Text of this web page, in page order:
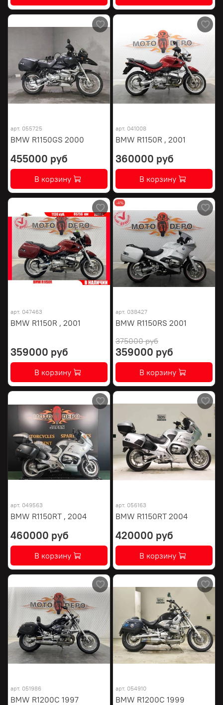
арт. 055725
BMW R1150GS 2000
455000 руб
В корзину
арт. 041008
BMW R1150R , 2001
360000 руб
В корзину
арт. 047463
BMW R1150R , 2001
359000 руб
В корзину
-4%
арт. 038427
BMW R1150RS 2001
375000 руб
359000 руб
В корзину
арт. 049563
BMW R1150RT , 2004
460000 руб
В корзину
арт. 056163
BMW R1150RT 2004
420000 руб
В корзину
арт. 051986
BMW R1200C 1997
арт. 054910
BMW R1200C 1999